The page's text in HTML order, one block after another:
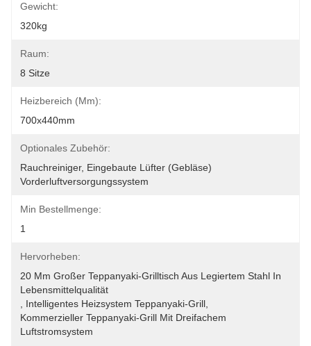
Gewicht:
320kg
Raum:
8 Sitze
Heizbereich (mm):
700x440mm
Optionales Zubehör:
Rauchreiniger, Eingebaute Lüfter (Gebläse)
Vorderluftversorgungssystem
Min Bestellmenge:
1
Hervorheben:
20 Mm Großer Teppanyaki-Grilltisch Aus Legiertem Stahl In
Lebensmittelqualität
Intelligentes Heizsystem Teppanyaki-Grill
Kommerzieller Teppanyaki-Grill Mit Dreifachem
Luftstromsystem